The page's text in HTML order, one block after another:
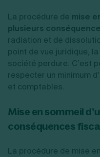
La procédure de mise
plusieurs
radiation et de
point de vue juridique,
société perdure. C’est
respecter un minimum
et comptables.
Mise en sommeil
conséquences
La procédure de mise